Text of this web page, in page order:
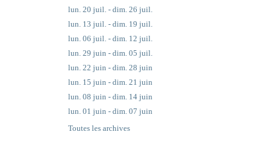
lun. 20 juil. - dim. 26 juil.
lun. 13 juil. - dim. 19 juil.
lun. 06 juil. - dim. 12 juil.
lun. 29 juin - dim. 05 juil.
lun. 22 juin - dim. 28 juin
lun. 15 juin - dim. 21 juin
lun. 08 juin - dim. 14 juin
lun. 01 juin - dim. 07 juin
Toutes les archives